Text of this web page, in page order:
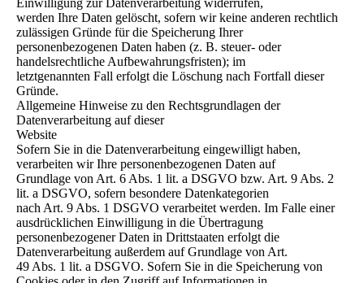
Einwilligung zur Datenverarbeitung widerrufen,
werden Ihre Daten gelöscht, sofern wir keine anderen rechtlich
zulässigen Gründe für die Speicherung Ihrer
personenbezogenen Daten haben (z. B. steuer- oder
handelsrechtliche Aufbewahrungsfristen); im
letztgenannten Fall erfolgt die Löschung nach Fortfall dieser
Gründe.
Allgemeine Hinweise zu den Rechtsgrundlagen der
Datenverarbeitung auf dieser
Website
Sofern Sie in die Datenverarbeitung eingewilligt haben,
verarbeiten wir Ihre personenbezogenen Daten auf
Grundlage von Art. 6 Abs. 1 lit. a DSGVO bzw. Art. 9 Abs. 2
lit. a DSGVO, sofern besondere Datenkategorien
nach Art. 9 Abs. 1 DSGVO verarbeitet werden. Im Falle einer
ausdrücklichen Einwilligung in die Übertragung
personenbezogener Daten in Drittstaaten erfolgt die
Datenverarbeitung außerdem auf Grundlage von Art.
49 Abs. 1 lit. a DSGVO. Sofern Sie in die Speicherung von